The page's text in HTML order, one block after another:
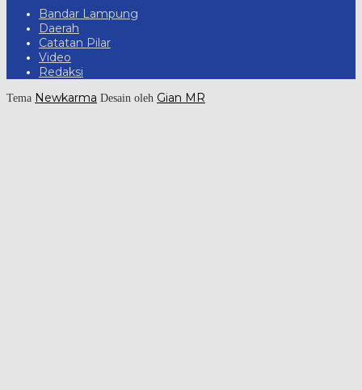
Bandar Lampung
Daerah
Catatan Pilar
Video
Redaksi
Tema Newkarma Desain oleh Gian MR